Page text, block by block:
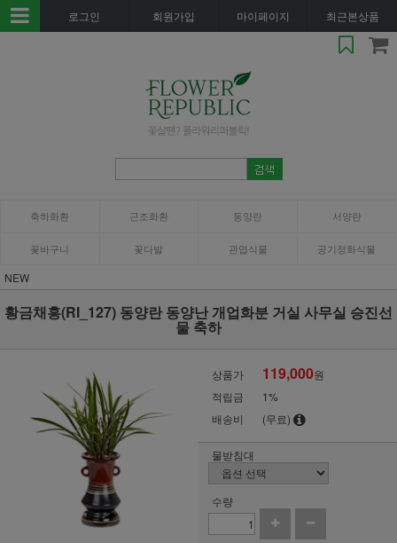
로그인 회원가입 마이페이지 최근본상품
축하화환 근조화환 동양란 서양란
꽃바구니 꽃다발 관엽식물 공기정화식물
NEW
황금채홍(RI_127) 동양란 동양난 개업화분 거실 사무실 승진선
물 축하
상품가 119,000원
적립금
1%
배송비
(무료)
물받침대
수량